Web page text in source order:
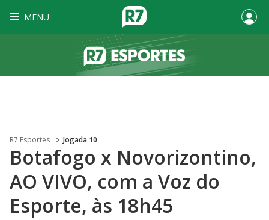
MENU
R7 Esportes Jogada 10
Botafogo x Novorizontino,
AO VIVO, com a Voz do
Esporte, às 18h45